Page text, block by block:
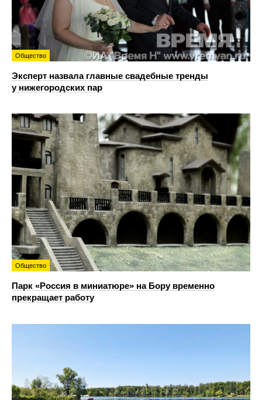
Общество
Эксперт назвала главные свадебные тренды
у нижегородских пар
Общество
Парк «Россия в миниатюре» на Бору временно
прекращает работу